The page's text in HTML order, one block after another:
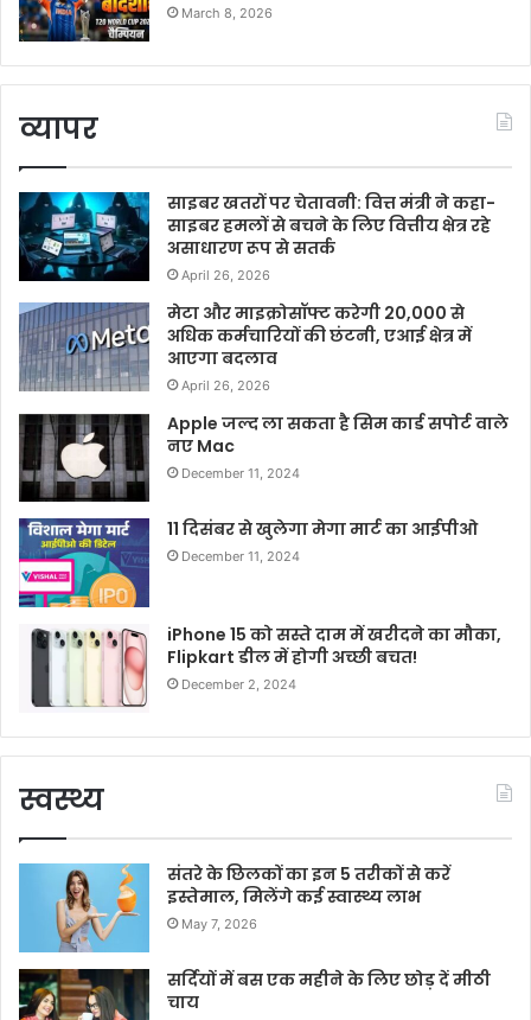
March 8, 2026
व्यापर
साइबर खतरों पर चेतावनी: वित्त मंत्री ने कहा-
साइबर हमलों से बचने के लिए वित्तीय क्षेत्र रहे
असाधारण रूप से सतर्क
April 26, 2026
मेटा और माइक्रोसॉफ्ट करेगी 20,000 से
अधिक कर्मचारियों की छंटनी, एआई क्षेत्र में
आएगा बदलाव
April 26, 2026
Apple जल्द ला सकता है सिम कार्ड सपोर्ट वाले
नए Mac
December 11, 2024
11 दिसंबर से खुलेगा मेगा मार्ट का आईपीओ
December 11, 2024
iPhone 15 को सस्ते दाम में खरीदने का मौका,
Flipkart डील में होगी अच्छी बचत!
December 2, 2024
स्वस्थ्य
संतरे के छिलकों का इन 5 तरीकों से करें
इस्तेमाल, मिलेंगे कई स्वास्थ्य लाभ
May 7, 2026
सर्दियों में बस एक महीने के लिए छोड़ दें मीठी
चाय